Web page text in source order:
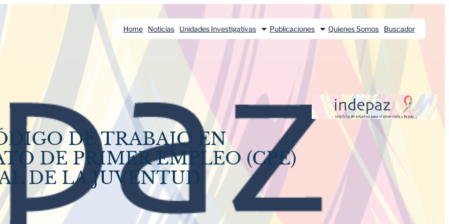
Home Noticias Unidades Investigativas Publicaciones Quienes Somos Buscador
DE TRABAJO EN
DE PRIMER EMPLEO (CPE)
DE LA JUVENTUD